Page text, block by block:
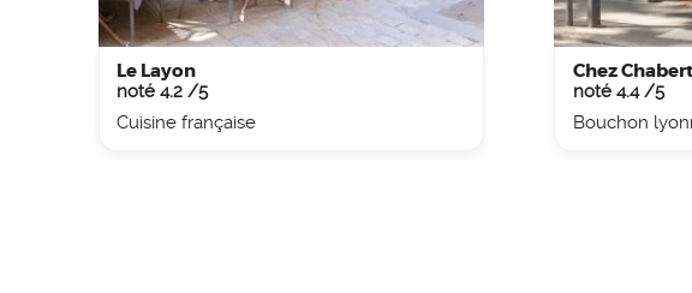
Le Layon
noté 4.2 /5
Cuisine française
Chez
noté 4.4 /5
Bouchon